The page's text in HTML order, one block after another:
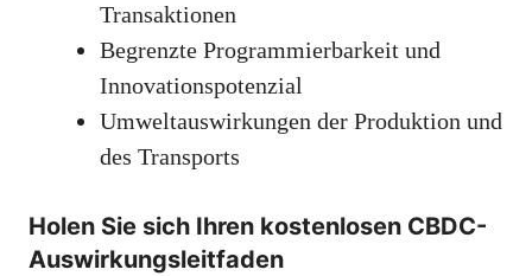
Transaktionen
Begrenzte Programmierbarkeit und
Innovationspotenzial
Umweltauswirkungen der Produktion und
des Transports
Holen Sie sich Ihren kostenlosen CBDC-
Auswirkungsleitfaden